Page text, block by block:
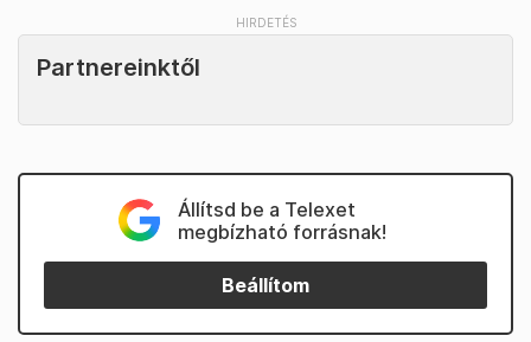
Partnereinktől
Állítsd be a Telexet
megbízható forrásnak!
Beállítom